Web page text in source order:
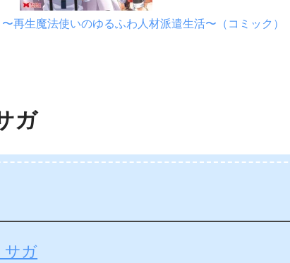
再生魔法使いのゆるふわ人材派遣生活〜（コミック）
ガ
サガ